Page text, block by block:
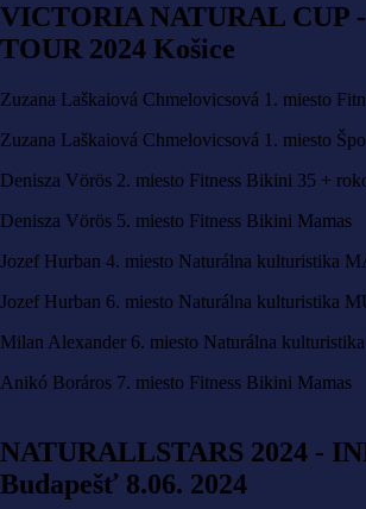
VICTORIA NATURAL CUP
TOUR 2024 Košice
Zuzana Laškaiová Chmelovicsová 1. miesto
Zuzana Laškaiová Chmelovicsová 1. miesto
Denisza Vörös 2. miesto Fitness Bikini 35 +
Denisza Vörös 5. miesto Fitness Bikini Mamas
Jozef Hurban 4. miesto Naturálna kulturistika
Jozef Hurban 6. miesto Naturálna kulturistika
Milan Alexander 6. miesto Naturálna
Anikó Boráros 7. miesto Fitness Bikini Mamas
NATURALLSTARS 2024 -
Budapešť 8.06. 2024